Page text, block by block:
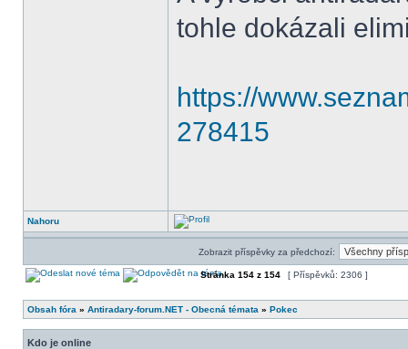
tohle dokázali
https://
278415
Nahoru
Zobrazit příspěvky za předchozí:
Stránka 154 z 154 [ Příspěvků: 2306 ]
Obsah fóra » Antiradary-forum.NET - Obecná témata » Pokec
Kdo je online